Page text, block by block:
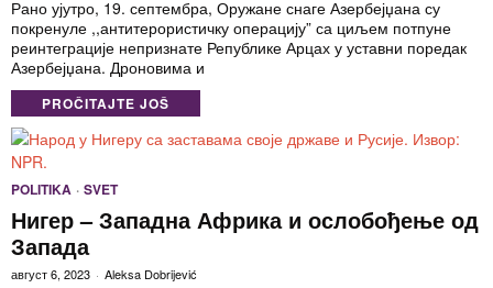
Рано ујутро, 19. септембра, Оружане снаге Азербејџана су
покренуле ,,антитерористичку операцију” са циљем потпуне
реинтеграције непризнате Републике Арцах у уставни поредак
Азербејџана. Дроновима и
PROČITAJTE JOŠ
POLITIKA · SVET
Нигер – Западна Африка и ослобођење од
Запада
август 6, 2023 Aleksa Dobrijević